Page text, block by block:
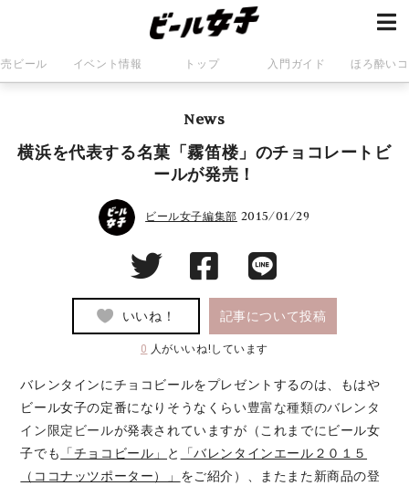
ビール イベント情報 トップ 入門ガイド ほろ酔い
News
横浜を代表する名菓「霧笛楼」のチョコレートビ
ールが発売！
ビール女子編集部 2015/01/29
いいね！ 記事について投稿
0 人がいいね!しています
バレンタインにチョコビールをプレゼントするのは、もはや
ビール女子の定番になりそうなくらい豊富な種類のバレンタ
イン限定ビールが発表されていますが（これまでにビール女
子でも
「チョコビール」 と
「バレンタインエール２０１５
（ココナッツポーター）」 をご紹介）、またまた新商品の登